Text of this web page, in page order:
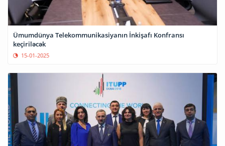
Ümumdünya Telekommunikasiyanın İnkişafı Konfransı
keçiriləcək
15-01-2025